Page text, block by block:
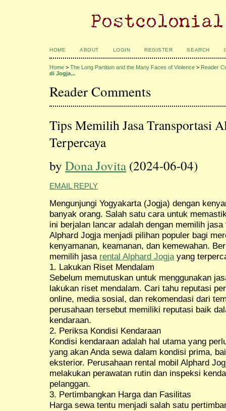
HOME ABOUT LOGIN REGISTER SEARCH
Home > The Long Partition and the Many Faces of Violence > Reader
di Jogja...
Reader Comments
Tips Memilih Jasa Transportasi
Terpercaya
by Dona Jovita (2024-06-04)
EMAIL REPLY
Mengunjungi Yogyakarta (Jogja) dengan
banyak orang. Salah satu cara untuk
ini berjalan lancar adalah dengan memilih
Alphard Jogja menjadi pilihan populer bagi
kenyamanan, keamanan, dan kemewahan.
memilih jasa rental Alphard Jogja yang
1. Lakukan Riset Mendalam
Sebelum memutuskan untuk menggunakan
lakukan riset mendalam. Cari tahu reputasi
online, media sosial, dan rekomendasi dari
perusahaan tersebut memiliki reputasi baik
kendaraan.
2. Periksa Kondisi Kendaraan
Kondisi kendaraan adalah hal utama yang
yang akan Anda sewa dalam kondisi prima,
eksterior. Perusahaan rental mobil Alphard
melakukan perawatan rutin dan inspeksi
pelanggan.
3. Pertimbangkan Harga dan Fasilitas
Harga sewa tentu menjadi salah satu